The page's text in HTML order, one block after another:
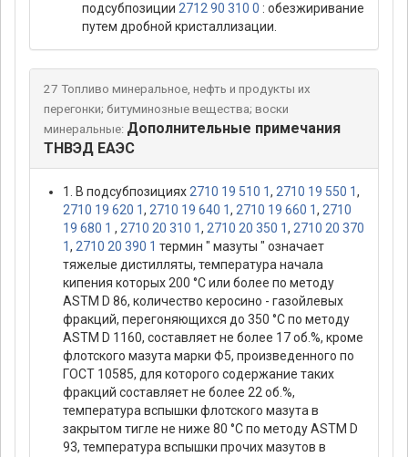
подсубпозиции 2712 90 310 0 : обезжиривание
путем дробной кристаллизации.
27 Топливо минеральное, нефть и продукты их
перегонки; битуминозные вещества; воски
минеральные: Дополнительные примечания
ТНВЭД ЕАЭС
1. В подсубпозициях 2710 19 510 1, 2710 19 550 1,
2710 19 620 1, 2710 19 640 1, 2710 19 660 1, 2710
19 680 1 , 2710 20 310 1, 2710 20 350 1, 2710 20 370
1, 2710 20 390 1 термин " мазуты " означает
тяжелые дистилляты, температура начала
кипения которых 200 °С или более по методу
ASTM D 86, количество керосино - газойлевых
фракций, перегоняющихся до 350 °С по методу
ASTM D 1160, составляет не более 17 об.%, кроме
флотского мазута марки Ф5, произведенного по
ГОСТ 10585, для которого содержание таких
фракций составляет не более 22 об.%,
температура вспышки флотского мазута в
закрытом тигле не ниже 80 °С по методу ASTM D
93, температура вспышки прочих мазутов в